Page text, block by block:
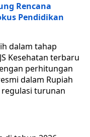
Rencana
Pendidikan
dalam tahap
Kesehatan terbaru
perhitungan
dalam Rupiah
turunan